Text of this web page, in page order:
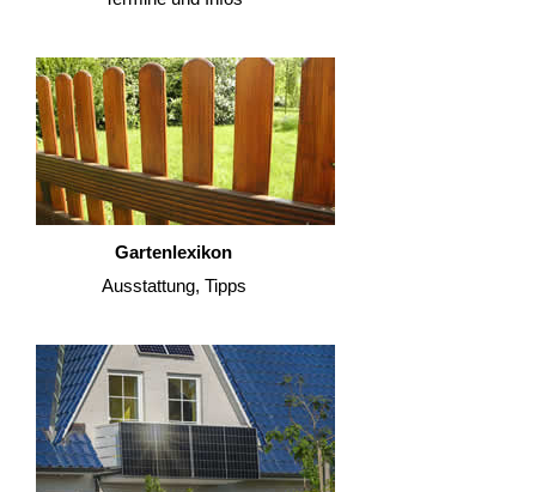
Gartenlexikon
Ausstattung, Tipps